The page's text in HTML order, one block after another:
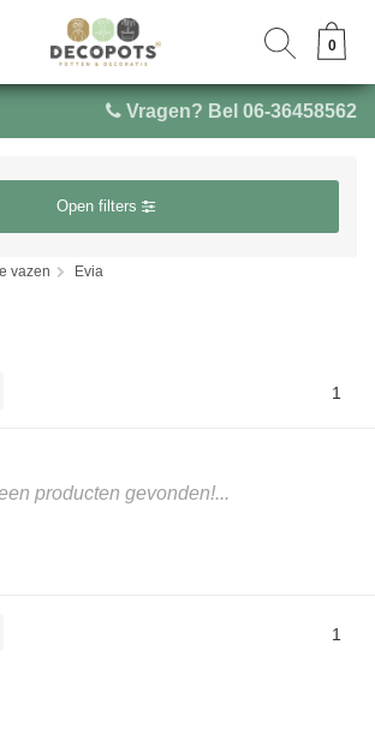
Vragen? Bel 06-36458562
0
0
Open filters
vazen Evia
1
producten gevonden!...
1